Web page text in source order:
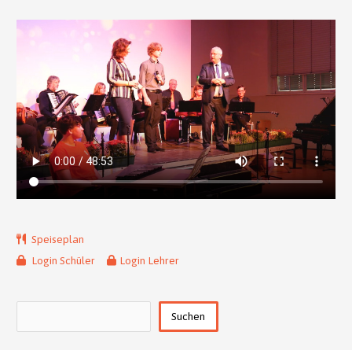
Speiseplan
Login Schüler
Login Lehrer
Suchen